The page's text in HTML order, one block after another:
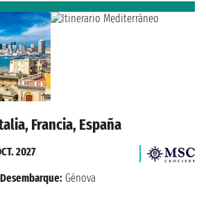
Francia, España
2027
Desembarque: Génova